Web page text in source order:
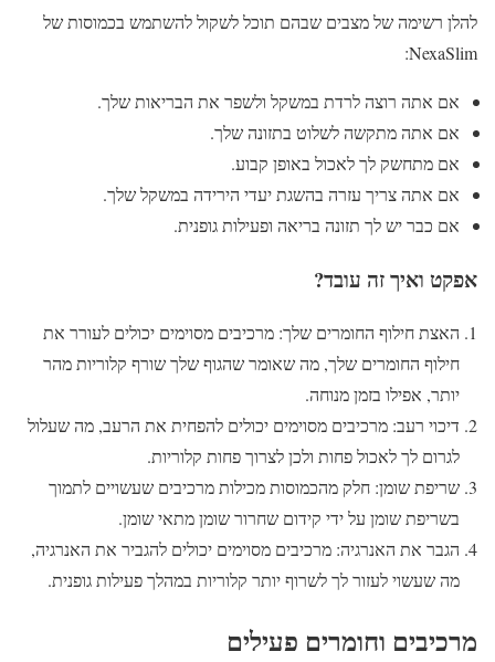
להלן רשימה של מצבים שבהם תוכל לשקול להשתמש בכמוסות של
NexaSlim:
אם אתה רוצה לרדת במשקל ולשפר את הבריאות שלך.
אם אתה מתקשה לשלוט בתזונה שלך.
אם מתחשק לך לאכול באופן קבוע.
אם אתה צריך עזרה בהשגת יעדי הירידה במשקל שלך.
אם כבר יש לך תזונה בריאה ופעילות גופנית.
אפקט ואיך זה עובד?
האצת חילוף החומרים שלך: מרכיבים מסוימים יכולים לעורר את
חילוף החומרים שלך, מה שאומר שהגוף שלך שורף קלוריות מהר
יותר, אפילו בזמן מנוחה.
דיכוי רעב: מרכיבים מסוימים יכולים להפחית את הרעב, מה שעלול
לגרום לך לאכול פחות ולכן לצרוך פחות קלוריות.
שריפת שומן: חלק מהכמוסות מכילות מרכיבים שעשויים לתמוך
בשריפת שומן על ידי קידום שחרור שומן מתאי שומן.
הגבר את האנרגיה: מרכיבים מסוימים יכולים להגביר את האנרגיה,
מה שעשוי לעזור לך לשרוף יותר קלוריות במהלך פעילות גופנית.
מרכיבים וחומרים פעילים